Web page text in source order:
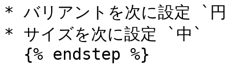
* バリアントを次に設定 `
* サイズを次に設定 `中`